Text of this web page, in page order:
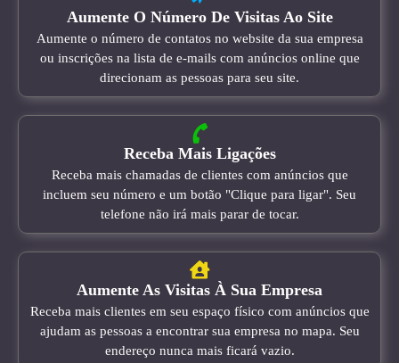
Aumente O Número De Visitas Ao Site
Aumente o número de contatos no website da sua empresa
ou inscrições na lista de e-mails com anúncios online que
direcionam as pessoas para seu site.
Receba Mais Ligações
Receba mais chamadas de clientes com anúncios que
incluem seu número e um botão "Clique para ligar". Seu
telefone não irá mais parar de tocar.
Aumente As Visitas À Sua Empresa
Receba mais clientes em seu espaço físico com anúncios que
ajudam as pessoas a encontrar sua empresa no mapa. Seu
endereço nunca mais ficará vazio.